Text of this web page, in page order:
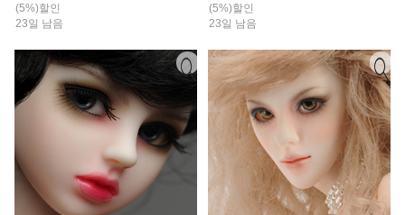
(5%)할인
23일 남음
(5%)할인
23일 남음